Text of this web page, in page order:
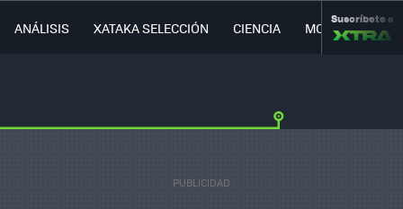
ANÁLISIS XATAKA SELECCIÓN CIENCIA MOVILIDAD
Suscríbete a